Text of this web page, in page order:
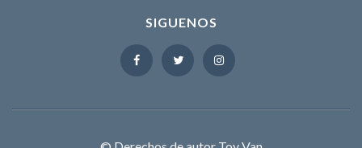
SIGUENOS